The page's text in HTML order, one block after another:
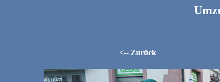
<-- Zurück